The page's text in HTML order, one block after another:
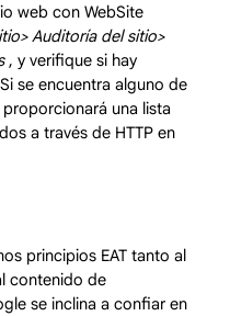
web con WebSite
Auditoría del sitio>
, y verifique si hay
se encuentra alguno de
una lista
a través de HTTP en
principios EAT tanto al
contenido de
se inclina a confiar en